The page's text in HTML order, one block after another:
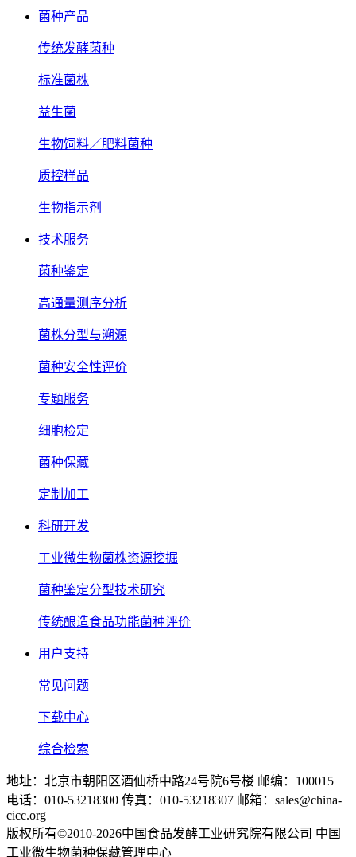
菌种产品
传统发酵菌种
标准菌株
益生菌
生物饲料／肥料菌种
质控样品
生物指示剂
技术服务
菌种鉴定
高通量测序分析
菌株分型与溯源
菌种安全性评价
专题服务
细胞检定
菌种保藏
定制加工
科研开发
工业微生物菌株资源挖掘
菌种鉴定分型技术研究
传统酿造食品功能菌种评价
用户支持
常见问题
下载中心
综合检索
地址：北京市朝阳区酒仙桥中路24号院6号楼 邮编：100015
电话：010-53218300 传真：010-53218307 邮箱：sales@china-
cicc.org
版权所有©2010-2026中国食品发酵工业研究院有限公司 中国
工业微生物菌种保藏管理中心